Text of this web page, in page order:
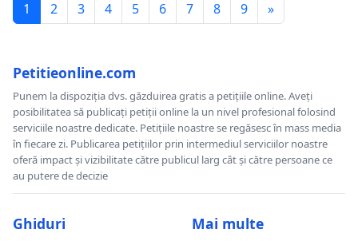
1 2 3 4 5 6 7 8 9 »
Petitieonline.com
Punem la dispoziția dvs. găzduirea gratis a petițiile online. Aveți
posibilitatea să publicați petiții online la un nivel profesional folosind
serviciile noastre dedicate. Petițiile noastre se regăsesc în mass media
în fiecare zi. Publicarea petițiilor prin intermediul serviciilor noastre
oferă impact și vizibilitate către publicul larg cât și către persoane ce
au putere de decizie
Ghiduri Mai multe